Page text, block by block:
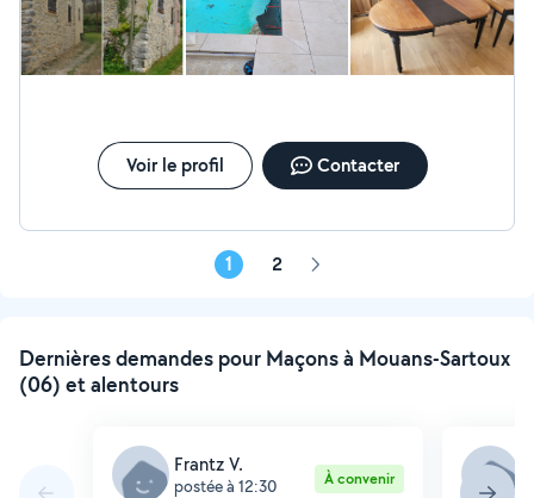
Voir le profil Contacter
1 2 Page
Dernières demandes pour Maçons à Mouans-Sartoux
(06) et alentours
Frantz V.
postée à 12:30 À convenir